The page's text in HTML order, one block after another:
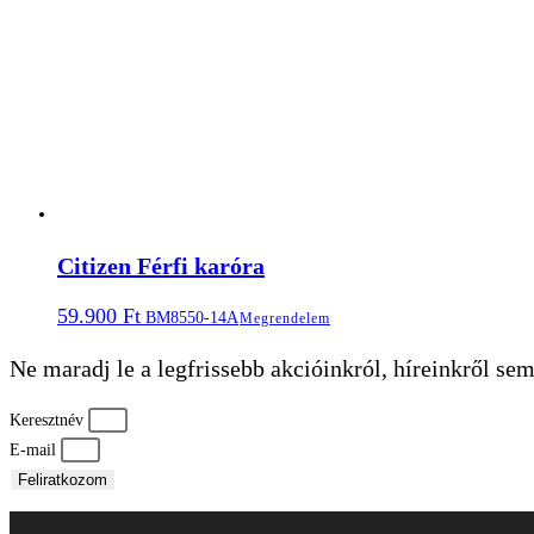
Citizen Férfi karóra
59.900 Ft BM8550-14AMegrendelem
Ne maradj le a legfrissebb akcióinkról, híreinkről
Keresztnév
E-mail
Feliratkozom